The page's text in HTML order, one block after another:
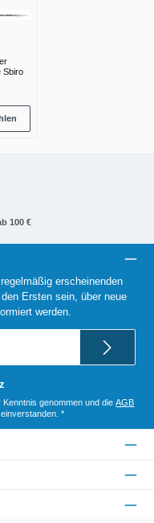
Sbiro
100 €
erscheinenden
Ersten sein, über neue
werden.
Kenntnis genommen und dieAGB
*